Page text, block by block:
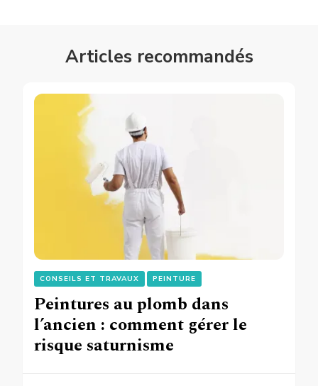
Articles recommandés
CONSEILS ET TRAVAUX PEINTURE
Peintures au plomb dans
l’ancien : comment gérer le
risque saturnisme